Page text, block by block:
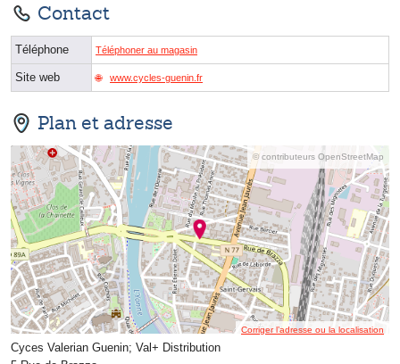
Contact
Téléphone Téléphoner au magasin
Site web www.cycles-guenin.fr
Plan et adresse
© contributeurs OpenStreetMap
Corriger l’adresse ou la localisation
Cyces Valerian Guenin; Val+ Distribution